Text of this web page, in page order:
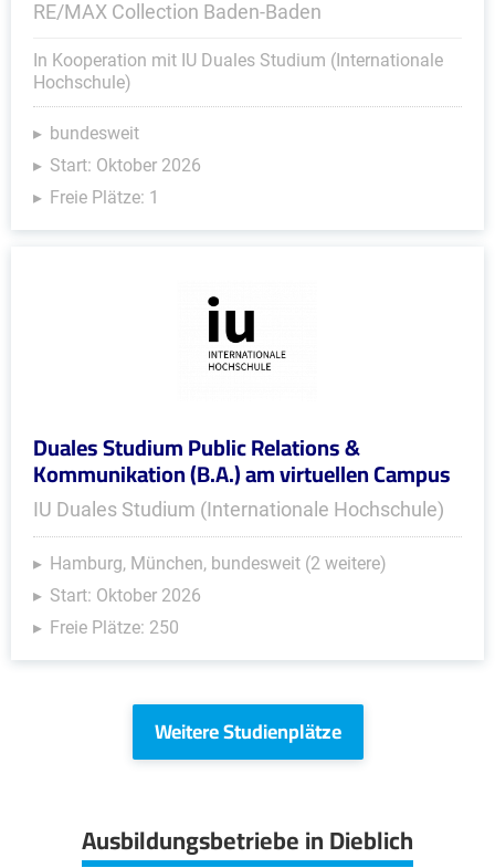
RE/MAX Collection Baden-Baden
In Kooperation mit IU Duales Studium (Internationale
Hochschule)
bundesweit
Start: Oktober 2026
Freie Plätze: 1
Duales Studium Public Relations &
Kommunikation (B.A.) am virtuellen Campus
IU Duales Studium (Internationale Hochschule)
Hamburg, München, bundesweit (2 weitere)
Start: Oktober 2026
Freie Plätze: 250
Weitere Studienplätze
Ausbildungsbetriebe in Dieblich